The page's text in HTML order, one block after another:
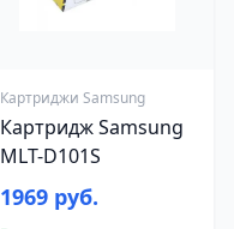
Картриджи Samsung
Картридж Samsung
MLT-D101S
1969 руб.